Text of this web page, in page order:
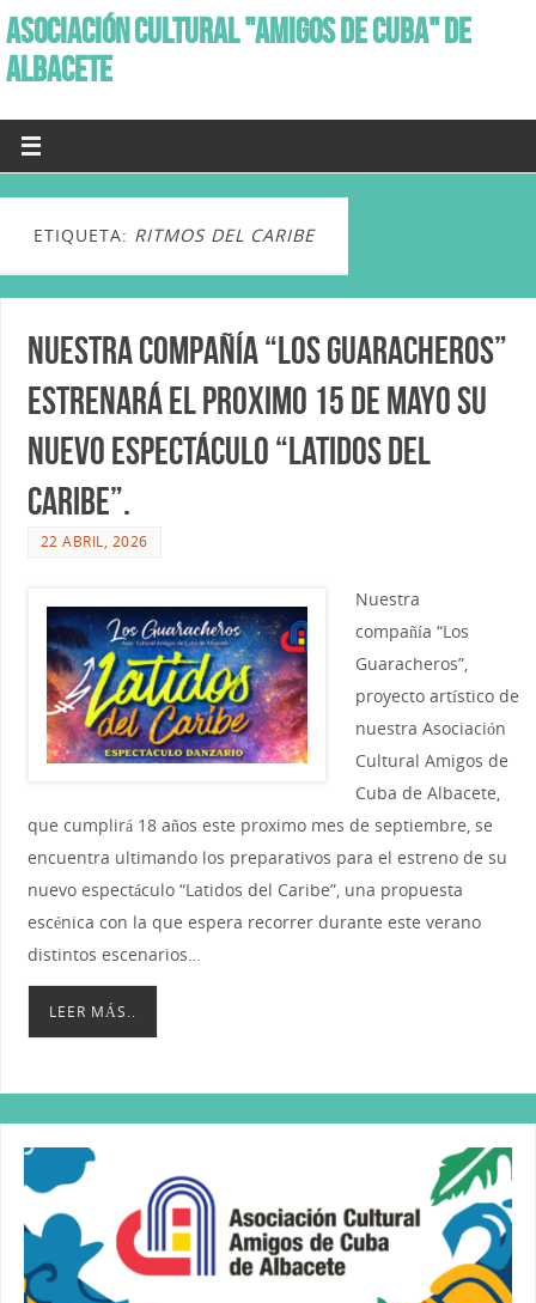
ASOCIACIÓN CULTURAL "AMIGOS DE CUBA" DE
ALBACETE
ETIQUETA: RITMOS DEL CARIBE
Nuestra compañía “Los Guaracheros”
estrenará el proximo 15 de Mayo su
nuevo espectáculo “Latidos del
Caribe”.
22 ABRIL, 2026
Nuestra
compañía “Los
Guaracheros”,
proyecto artístico de
nuestra Asociación
Cultural Amigos de
Cuba de Albacete,
que cumplirá 18 años este proximo mes de septiembre, se
encuentra ultimando los preparativos para el estreno de su
nuevo espectáculo “Latidos del Caribe”, una propuesta
escénica con la que espera recorrer durante este verano
distintos escenarios…
LEER MÁS..